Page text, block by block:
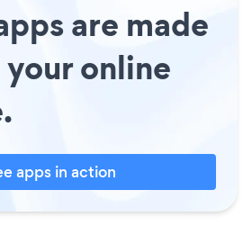
are made
online
apps in action